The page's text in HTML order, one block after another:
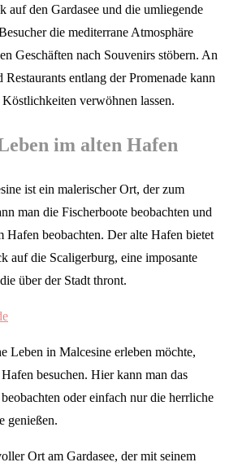
auf den Gardasee und die umliegende
die mediterrane Atmosphäre
Geschäften nach Souvenirs stöbern. An
entlang der Promenade kann
verwöhnen lassen.
im alten Hafen
ist ein malerischer Ort, der zum
man die Fischerboote beobachten und
Hafen beobachten. Der alte Hafen bietet
auf die Scaligerburg, eine imposante
über der Stadt thront.
Leben in Malcesine erleben möchte,
besuchen. Hier kann man das
oder einfach nur die herrliche
genießen.
Ort am Gardasee, der mit seinem